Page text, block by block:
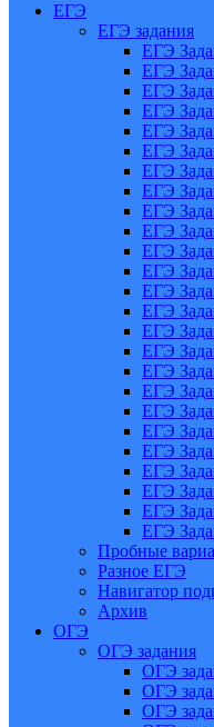
ЕГЭ
ЕГЭ задания
ЕГЭ
ЕГЭ
ЕГЭ
ЕГЭ
ЕГЭ
ЕГЭ
ЕГЭ
ЕГЭ
ЕГЭ
ЕГЭ
ЕГЭ
ЕГЭ
ЕГЭ
ЕГЭ
ЕГЭ
ЕГЭ
ЕГЭ
ЕГЭ
ЕГЭ
ЕГЭ
ЕГЭ
ЕГЭ
ЕГЭ
ЕГЭ
ЕГЭ
Пробные
Разное ЕГЭ
Навигатор
Архив
ОГЭ
ОГЭ задания
ОГЭ
ОГЭ
ОГЭ